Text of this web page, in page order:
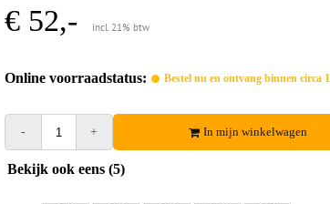
€ 52,- incl. 21% btw
Online voorraadstatus: Bestel nu en ontvang binnen circa
- + In mijn winkelwagen
Bekijk ook eens (5)